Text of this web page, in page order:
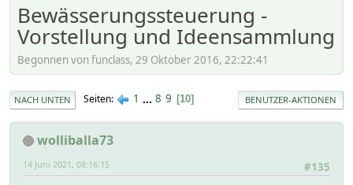
Bewässerungssteuerung -
Vorstellung und Ideensammlung
Begonnen von funclass, 29 Oktober 2016, 22:22:41
NACH UNTEN Seiten 1 ... 8 9 10 BENUTZER-AKTIONEN
wolliballa73
#135
14 Juni 2021, 08:16:15